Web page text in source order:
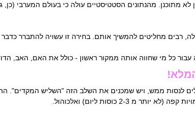
מתוכנן. מהנתונים הסטטיסטיים עולה כי בעולם המערבי
רבים מחליטים להמשיך אותם. בחירה זו עשויה להתברר כדבר
עבור כל מי שחווה אותה ממקור ראשון - כולל את האם, האב,
לנסות ממש, ויש שמכנים את השלב הזה "השליש המקדים".
(לא יותר מ 2-3 כוסות ליום) ואלכוהול.